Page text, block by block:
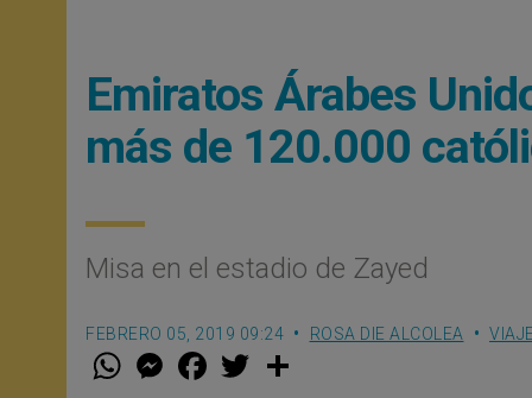
Emiratos Árabes
más de 120.000
Misa en el estadio de Zayed
FEBRERO 05, 2019 09:24 ROSA DIE ALCOLEA
W M
e
F
a w